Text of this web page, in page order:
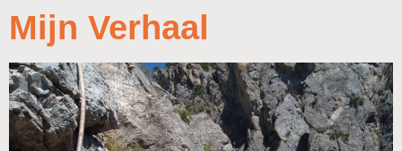
Mijn Verhaal